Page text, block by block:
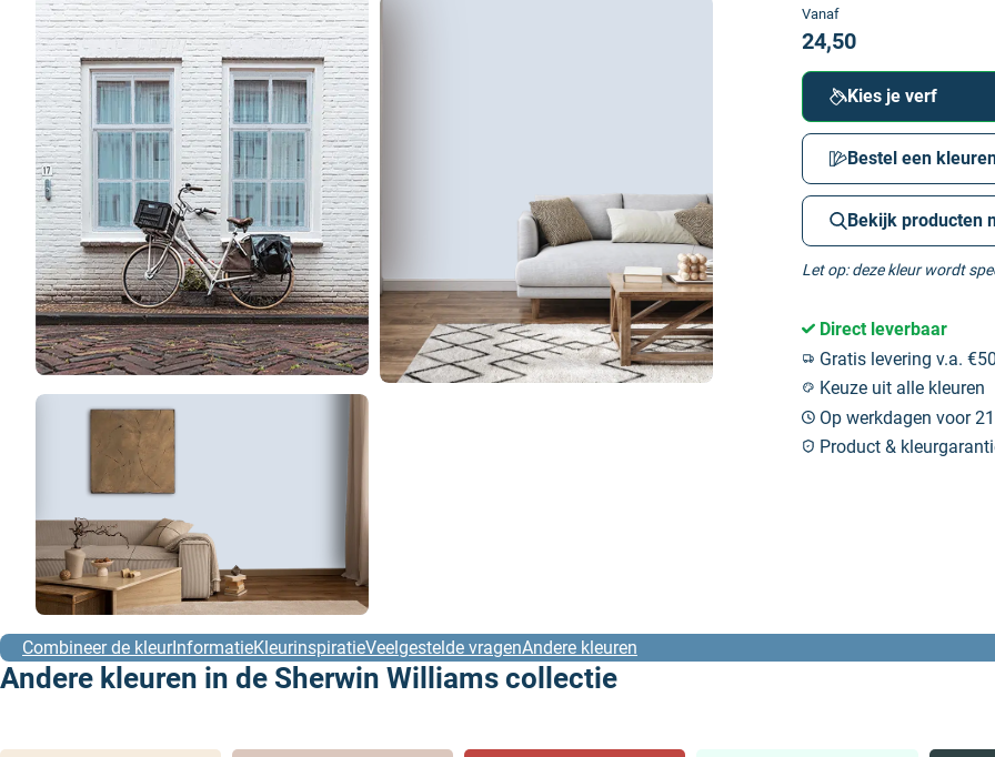
Vanaf
24,50
Kies je verf
Bestel een
Bekijk producten
Let op: deze kleur wordt
Direct leverbaar
Gratis levering v.a.
Keuze uit alle kleuren
Op werkdagen voor
Product &
Combineer de kleurInformatieKleurinspiratieVeelgestelde vragenAndere kleuren
Andere kleuren in de Sherwin Williams collectie